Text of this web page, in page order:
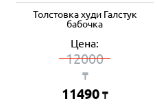
Толстовка худи Галстук
бабочка
Цена:
12000
₸
11490 ₸